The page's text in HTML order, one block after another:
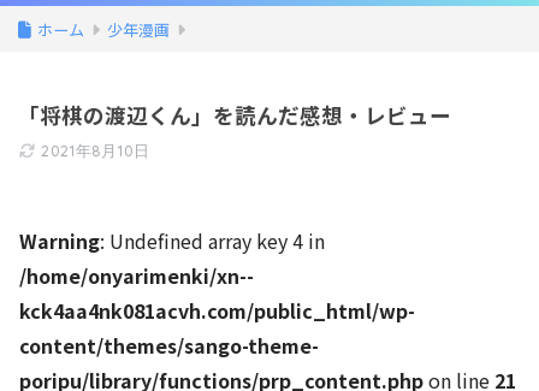
ホーム 少年漫画
「将棋の渡辺くん」を読んだ感想・レビュー
2021年8月10日
Warning: Undefined array key 4 in
/home/onyarimenki/xn--
kck4aa4nk081acvh.com/public_html/wp-
content/themes/sango-theme-
poripu/library/functions/prp_content.phpon line 21